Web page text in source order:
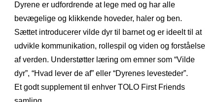
Friends
antal
Dyrene er udfordrende at lege med og har alle
bevægelige og klikkende hoveder, haler og ben.
Sættet introducerer vilde dyr til barnet og er ideelt til at
udvikle kommunikation, rollespil og viden og forståelse
af verden. Understøtter læring om emner som “Vilde
dyr”, “Hvad lever de af” eller “Dyrenes levesteder”.
Et godt supplement til enhver TOLO First Friends